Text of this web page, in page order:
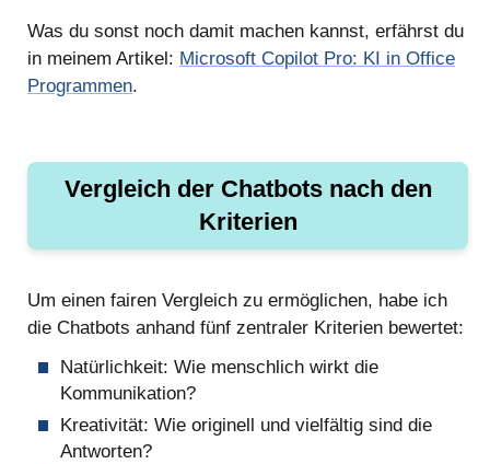
Was du sonst noch damit machen kannst, erfährst du
in meinem Artikel: Microsoft Copilot Pro: KI in Office
Programmen.
Vergleich der Chatbots nach den
Kriterien
Um einen fairen Vergleich zu ermöglichen, habe ich
die Chatbots anhand fünf zentraler Kriterien bewertet:
Natürlichkeit: Wie menschlich wirkt die
Kommunikation?
Kreativität: Wie originell und vielfältig sind die
Antworten?